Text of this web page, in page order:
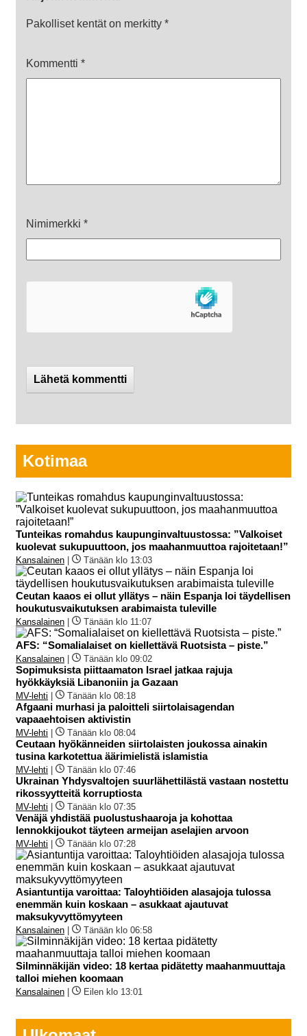
Pakolliset kentät on merkitty *
Kommentti *
Nimimerkki *
Kotimaa
Tunteikas romahdus kaupunginvaltuustossa: ”Valkoiset
kuolevat sukupuuttoon, jos maahanmuuttoa rajoitetaan!”
Kansalainen | Tänään klo 13:03
Ceutan kaaos ei ollut yllätys – näin Espanja loi täydellisen
houkutusvaikutuksen arabimaista tuleville
Kansalainen | Tänään klo 11:07
AFS: “Somalialaiset on kiellettävä Ruotsista – piste.”
Kansalainen | Tänään klo 09:02
Sopimuksista piittaamaton Israel jatkaa rajuja
hyökkäyksiä Libanoniin ja Gazaan
MV-lehti | Tänään klo 08:18
Afgaani murhasi ja paloitteli siirtolaisagendan
vapaaehtoisen aktivistin
MV-lehti | Tänään klo 08:04
Ceutaan hyökänneiden siirtolaisten joukossa ainakin
tusina karkotettua äärimielistä islamistia
MV-lehti | Tänään klo 07:46
Ukrainan Yhdysvaltojen suurlähettilästä vastaan nostettu
rikossyytteitä korruptiosta
MV-lehti | Tänään klo 07:35
Venäjä yhdistää puolustushaaroja ja kohottaa
lennokkijoukot täyteen armeijan aselajien arvoon
MV-lehti | Tänään klo 07:28
Asiantuntija varoittaa: Taloyhtiöiden alasajoja tulossa
enemmän kuin koskaan – asukkaat ajautuvat
maksukyvyttömyyteen
Kansalainen | Tänään klo 06:58
Silminnäkijän video: 18 kertaa pidätetty maahanmuuttaja
talloi miehen koomaan
Kansalainen | Eilen klo 13:01